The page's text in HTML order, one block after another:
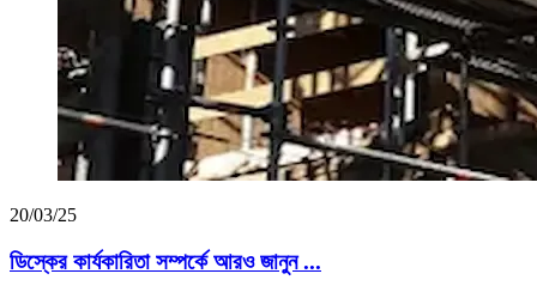
20/03/25
ডিস্কের কার্যকারিতা সম্পর্কে আরও জানুন ...